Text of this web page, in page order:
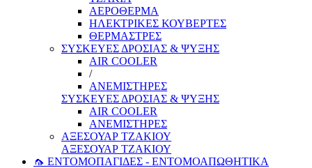
ΑΕΡΟΘΕΡΜΑ
ΗΛΕΚΤΡΙΚΕΣ ΚΟΥΒΕΡΤΕΣ
ΘΕΡΜΑΣΤΡΕΣ
ΣΥΣΚΕΥΕΣ ΔΡΟΣΙΑΣ & ΨΥΞΗΣ
AIR COOLER
/
ΑΝΕΜΙΣΤΗΡΕΣ
ΣΥΣΚΕΥΕΣ ΔΡΟΣΙΑΣ & ΨΥΞΗΣ
AIR COOLER
ΑΝΕΜΙΣΤΗΡΕΣ
ΑΞΕΣΟΥΑΡ ΤΖΑΚΙΟΥ
ΑΞΕΣΟΥΑΡ ΤΖΑΚΙΟΥ
🦟 ΕΝΤΟΜΟΠΑΓΙΔΕΣ - ΕΝΤΟΜΟΑΠΩΘΗΤΙΚΑ